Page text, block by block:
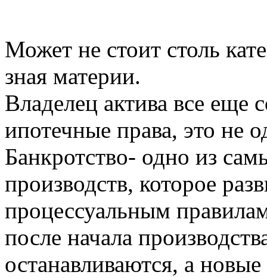
Может не стоит столь
зная материи.
Владелец актива все еще
ипотечные права, это не
Банкротство- одно из
производств, которое
процессуальным
после начала
останавливаются, а